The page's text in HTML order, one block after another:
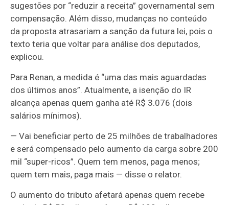
sugestões por “reduzir a receita” governamental sem
compensação. Além disso, mudanças no conteúdo
da proposta atrasariam a sanção da futura lei, pois o
texto teria que voltar para análise dos deputados,
explicou.
Para Renan, a medida é “uma das mais aguardadas
dos últimos anos”. Atualmente, a isenção do IR
alcança apenas quem ganha até R$ 3.076 (dois
salários mínimos).
— Vai beneficiar perto de 25 milhões de trabalhadores
e será compensado pelo aumento da carga sobre 200
mil “super-ricos”. Quem tem menos, paga menos;
quem tem mais, paga mais — disse o relator.
O aumento do tributo afetará apenas quem recebe